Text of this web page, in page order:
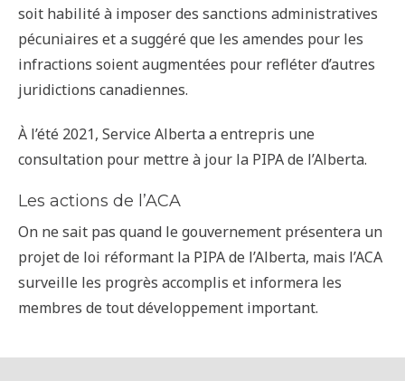
soit habilité à imposer des sanctions administratives
pécuniaires et a suggéré que les amendes pour les
infractions soient augmentées pour refléter d’autres
juridictions canadiennes.
À l’été 2021, Service Alberta a entrepris une
consultation pour mettre à jour la PIPA de l’Alberta.
Les actions de l’ACA
On ne sait pas quand le gouvernement présentera un
projet de loi réformant la PIPA de l’Alberta, mais l’ACA
surveille les progrès accomplis et informera les
membres de tout développement important.